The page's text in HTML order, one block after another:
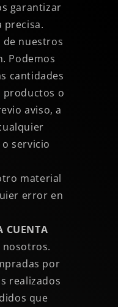
garantizar
precisa.
de nuestros
Podemos
cantidades
productos o
aviso, a
servicio
material
error en
CUENTA
nosotros.
por
realizados
que